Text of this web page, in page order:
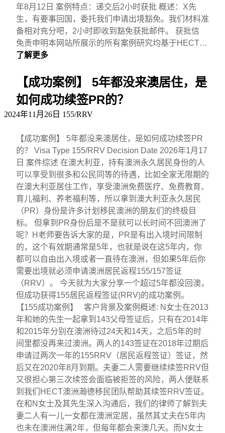
年8月12日 案例特点：递交后2小时获批 概述：X先
生，有要事回国，委托我们申请出境豁免。我们材料准
备相对充分吧，2小时即收到豁免获批邮件。 获批信
免责申明本网站所展示的所有案例研究均基于HECT…
了解更多
【成功案例】 5年都没来澳居住，是
如何成功续签PR的？
2024年11月26日 155/RRV
【成功案例】 5年都没来澳居住，是如何成功续签PR
的？ Visa Type 155/RRV Decision Date 2026年1月17
日 案件综述 在澳大利亚，持有澳洲永久居民身份的人
可以享受到很多和公民同等的待遇，比如全家无限期的
在澳大利亚居住工作，享受澳洲免费医疗、免费教育、
育儿福利、养老福利等，所以拿到澳大利亚永久居民
（PR）身份是许多计划移民澳洲的朋友们的终极目
标。 但拿到PR身份后是不是就可以长时间不回澳洲了
呢？H老师要告诉大家的是，PR是有出入境时间限制
的，这个有效期通常是5年，也就是说在这5年内，你
都可以自由出入境或者一直待在澳洲，但如果5年后你
需要出境就必须申请澳洲居民返程155/157签证
（RRV）。 今天就为大家分享一个超过5年都没回澳，
但成功获得155居民返程签证(RRV)的成功案例。
【155成功案例】 客户背景及案例概述: N女士在2013
年和她的先生一起拿到143父母签证后，只有在2014年
和2015年分别在澳洲待过24天和14天，之后5年的时
间里都没再来过澳洲。两人的143签证在2018年过期后
申请过两次一年的155RRV（居民返程签证）签证，然
后又在2020年8月到期。夫妻二人需要继续续签RRV但
又很担心第三次续签会面临被拒签的风险，两人便联系
到我们HECT澳洲瀚德移民团队帮助其续签RRV签证。
在和N女士及其先生深入沟通后，我们的律师了解到夫
妻二人有一儿一女都在澳洲定居，虽然其丈夫在5年内
也未在澳洲住满2年，但每年都会来澳几天。而N女士